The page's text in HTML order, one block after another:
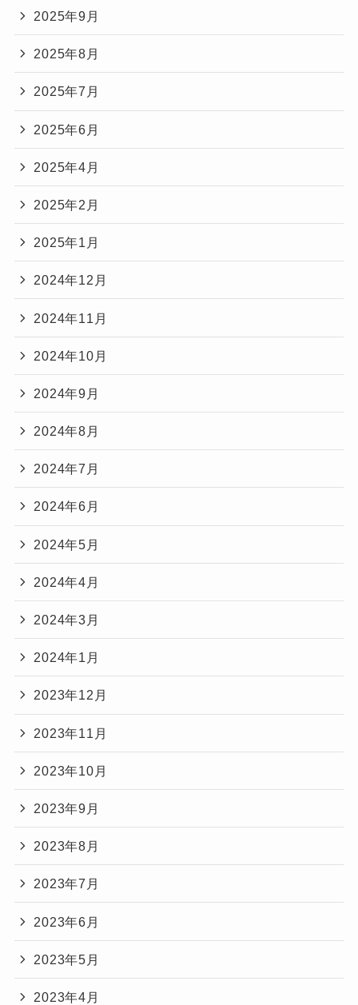
2025年9月
2025年8月
2025年7月
2025年6月
2025年4月
2025年2月
2025年1月
2024年12月
2024年11月
2024年10月
2024年9月
2024年8月
2024年7月
2024年6月
2024年5月
2024年4月
2024年3月
2024年1月
2023年12月
2023年11月
2023年10月
2023年9月
2023年8月
2023年7月
2023年6月
2023年5月
2023年4月